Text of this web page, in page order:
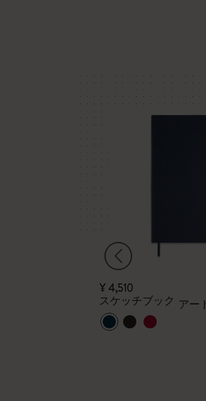
¥ 4,510
スケッチブック アー